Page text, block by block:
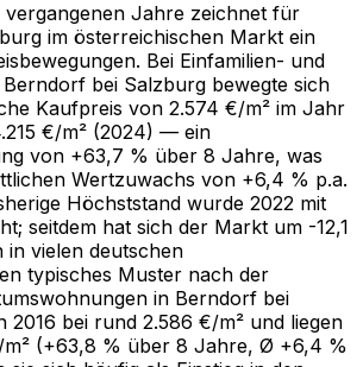
vergangenen Jahre zeichnet für
im österreichischen Markt ein
Bei Einfamilien- und
bei Salzburg bewegte sich
Kaufpreis von 2.574 €/m² im Jahr
€/m² (2024) — ein
von +63,7 % über 8 Jahre, was
Wertzuwachs von +6,4 % p.a.
Höchststand wurde 2022 mit
seitdem hat sich der Markt um -12,1
vielen deutschen
typisches Muster nach der
in Berndorf bei
2016 bei rund 2.586 €/m² und liegen
m² (+63,8 % über 8 Jahre, Ø +6,4 %